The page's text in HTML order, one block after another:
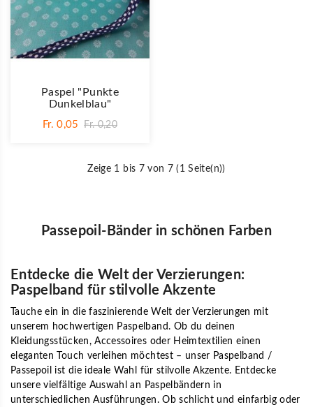
Paspel "Punkte
Dunkelblau"
Fr. 0,05 Fr. 0,20
Zeige 1 bis 7 von 7 (1 Seite(n))
Passepoil-Bänder in schönen Farben
Entdecke die Welt der Verzierungen:
Paspelband für stilvolle Akzente
Tauche ein in die faszinierende Welt der Verzierungen mit
unserem hochwertigen Paspelband. Ob du deinen
Kleidungsstücken, Accessoires oder Heimtextilien einen
eleganten Touch verleihen möchtest – unser Paspelband /
Passepoil ist die ideale Wahl für stilvolle Akzente. Entdecke
unsere vielfältige Auswahl an Paspelbändern in
unterschiedlichen Ausführungen. Ob schlicht und einfarbig oder